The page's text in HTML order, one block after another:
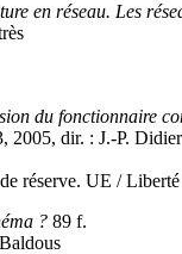
en réseau. Les
du fonctionnaire
2005, dir. : J.-P. Didier
réserve. UE /
? 89 f.